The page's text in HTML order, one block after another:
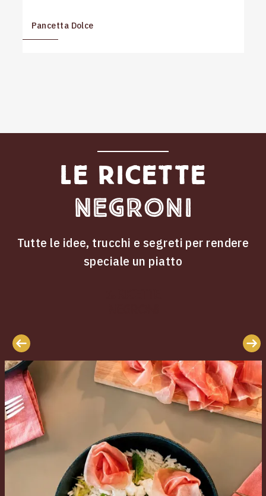
Pancetta Dolce
Le ricette
Negroni
Tutte le idee, trucchi e segreti per rendere
speciale un piatto